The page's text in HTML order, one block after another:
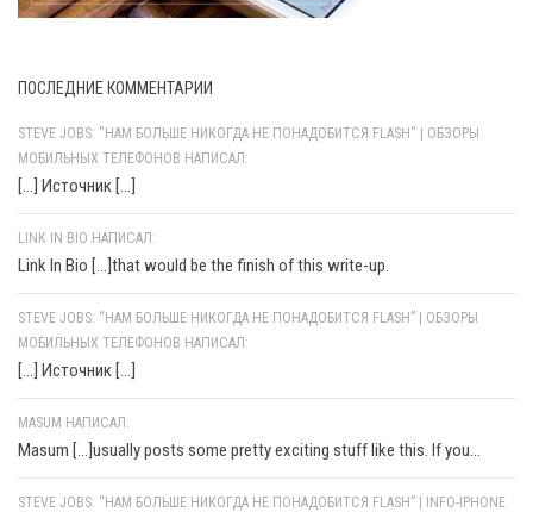
ПОСЛЕДНИЕ КОММЕНТАРИИ
STEVE JOBS: "НАМ БОЛЬШЕ НИКОГДА НЕ ПОНАДОБИТСЯ FLASH" | ОБЗОРЫ
МОБИЛЬНЫХ ТЕЛЕФОНОВ НАПИСАЛ:
[…] Источник […]
LINK IN BIO НАПИСАЛ:
Link In Bio [...]that would be the finish of this write-up.
STEVE JOBS: “НАМ БОЛЬШЕ НИКОГДА НЕ ПОНАДОБИТСЯ FLASH” | ОБЗОРЫ
МОБИЛЬНЫХ ТЕЛЕФОНОВ НАПИСАЛ:
[…] Источник […]
MASUM НАПИСАЛ:
Masum [...]usually posts some pretty exciting stuff like this. If you...
STEVE JOBS: “НАМ БОЛЬШЕ НИКОГДА НЕ ПОНАДОБИТСЯ FLASH” | INFO-IPHONE